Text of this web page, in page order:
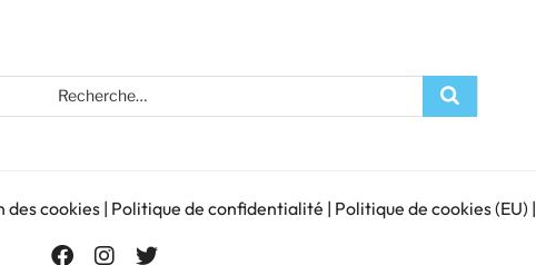
Recherche
pour
Recherche
des cookies | Politique de confidentialité | Politique de cookies (EU) |